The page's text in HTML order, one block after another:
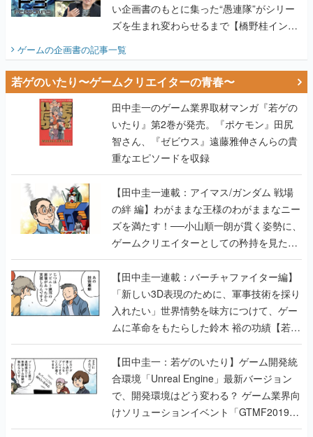
い企画書のもとに集った“愚連隊”がシリー
ズを生まれ変わらせるまで【橋野桂インタ
ビュー】
ゲームの企画書の記事一覧
若ゲのいたり〜ゲームクリエイターの青春〜
田中圭一のゲーム業界取材マンガ『若ゲの
いたり』第2巻が発売。『ポケモン』田尻
智さん、『ゼビウス』遠藤雅伸さんらの貴
重なエピソードを収録
【田中圭一連載：アイマス/ガンダム 戦場
の絆 編】わがままな王様のわがままなニー
ズを満たす！──小山順一朗が貫く姿勢に、
ゲームクリエイターとしての矜持を見た
【若ゲのいたり最終回】
【田中圭一連載：バーチャファイター編】
「新しい3D表現のために、軍事技術を採り
入れたい」世界情勢を味方につけて、ゲー
ムに革命をもたらした鈴木 裕の功績【若ゲ
のいたり】
【田中圭一：若ゲのいたり】ゲーム開発統
合環境「Unreal Engine」最新バージョン
で、開発環境はどう変わる？ ゲーム業界向
けソリューションイベント「GTMF2019」
に行って、より理解を深めよう【PR】